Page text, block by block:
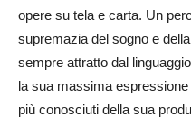
opere su tela e carta. Un
supremazia del sogno e
sempre attratto dal
la sua massima
più conosciuti della sua